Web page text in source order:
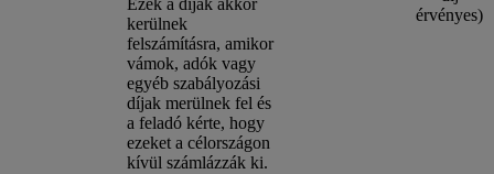
kerülnek
felszámításra, amikor
vámok, adók vagy
egyéb szabályozási
díjak merülnek fel és
a feladó kérte, hogy
ezeket a célországon
kívül számlázzák ki.
érvényes)